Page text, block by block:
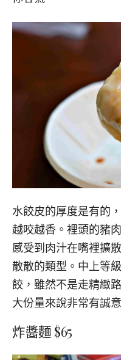
水餃皮的厚度是有的
越咬越香。裡頭的豬
感受到肉汁在嘴裡擴
散散的類型。中上等
餃，雖然不是走精緻
大份量來說非常有誠意
炸醬麵 $65